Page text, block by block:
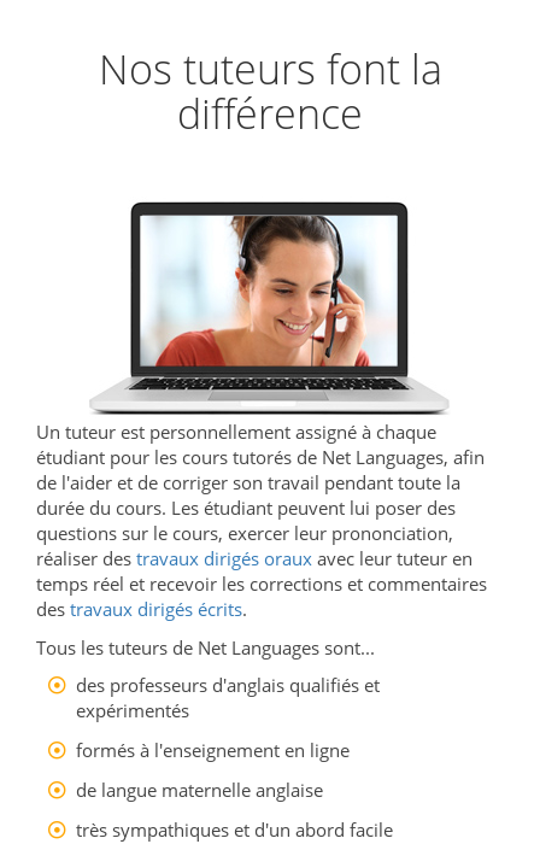
Nos tuteurs font la
différence
Un tuteur est personnellement assigné à chaque
étudiant pour les cours tutorés de Net Languages, afin
de l'aider et de corriger son travail pendant toute la
durée du cours. Les étudiant peuvent lui poser des
questions sur le cours, exercer leur prononciation,
réaliser des travaux dirigés oraux avec leur tuteur en
temps réel et recevoir les corrections et commentaires
des travaux dirigés écrits.
Tous les tuteurs de Net Languages sont...
des professeurs d'anglais qualifiés et
expérimentés
formés à l'enseignement en ligne
de langue maternelle anglaise
très sympathiques et d'un abord facile